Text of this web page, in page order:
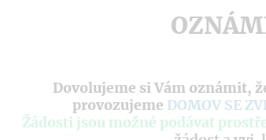
Dovolujeme si Vám oznámit,
provozujeme DOMOV SE
Žádosti jsou možné podávat